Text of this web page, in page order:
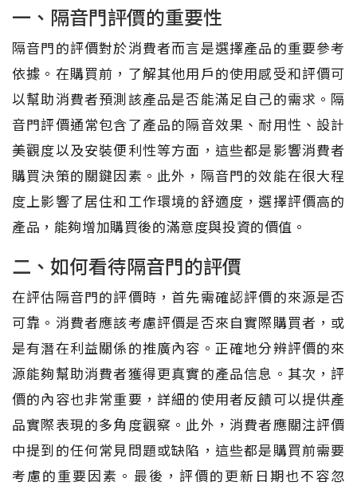
一、隔音門評價的重要性
隔音門的評價對於消費者而言是選擇產品的重要參考
依據。在購買前，了解其他用戶的使用感受和評價可
以幫助消費者預測該產品是否能滿足自己的需求。隔
音門評價通常包含了產品的隔音效果、耐用性、設計
美觀度以及安裝便利性等方面，這些都是影響消費者
購買決策的關鍵因素。此外，隔音門的效能在很大程
度上影響了居住和工作環境的舒適度，選擇評價高的
產品，能夠增加購買後的滿意度與投資的價值。
二、如何看待隔音門的評價
在評估隔音門的評價時，首先需確認評價的來源是否
可靠。消費者應該考慮評價是否來自實際購買者，或
是有潛在利益關係的推廣內容。正確地分辨評價的來
源能夠幫助消費者獲得更真實的產品信息。其次，評
價的內容也非常重要，詳細的使用者反饋可以提供產
品實際表現的多角度觀察。此外，消費者應關注評價
中提到的任何常見問題或缺陷，這些都是購買前需要
考慮的重要因素。最後，評價的更新日期也不容忽